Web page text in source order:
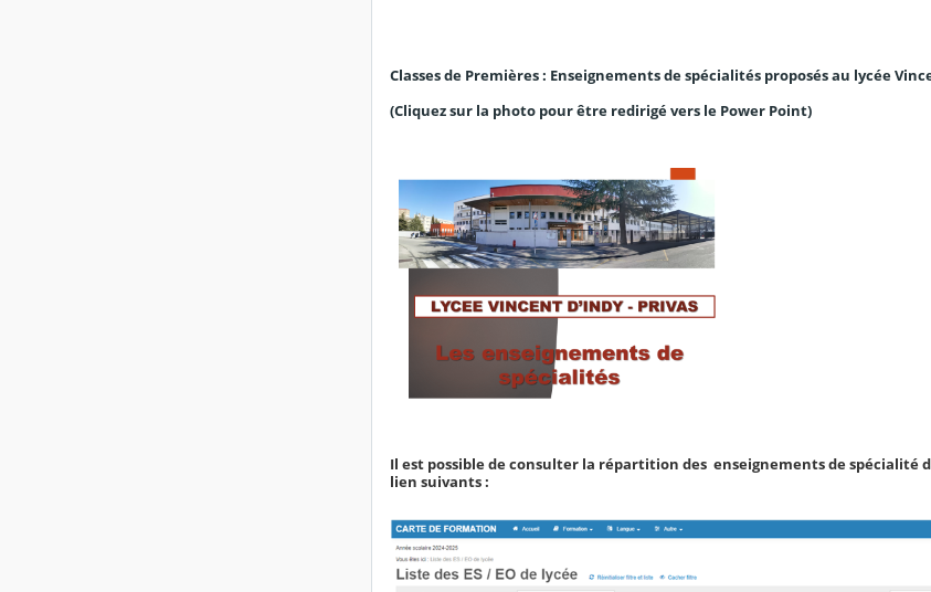
Classes de Premières : Enseignements de spécialités proposés au lycée
(Cliquez sur la photo pour être redirigé vers le Power Point)
Il est possible de consulter la répartition des enseignements de
lien suivants :